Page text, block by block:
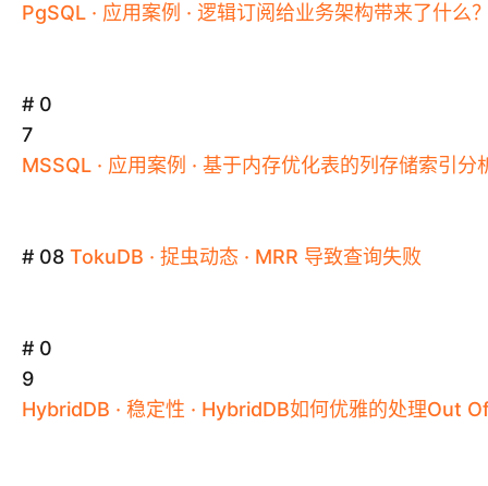
PgSQL · 应用案例 · 逻辑订阅给业务架构带来了什么
# 0
7
MSSQL · 应用案例 · 基于内存优化表的列存储索引分
# 08 TokuDB · 捉虫动态 · MRR 导致查询失败
# 0
9
HybridDB · 稳定性 · HybridDB如何优雅的处理Out